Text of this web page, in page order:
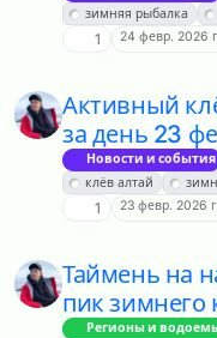
зимняя рыбалка
1 24 февр. 2026
Активный
за день 23
Новости и события
клёв алтай
1 23 февр. 2026
Таймень на
пик зимнего
Регионы и